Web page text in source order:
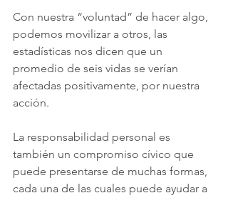
Con nuestra “voluntad” de hacer algo,
podemos movilizar a otros, las
estadísticas nos dicen que un
promedio de seis vidas se verían
afectadas positivamente, por nuestra
acción.
La responsabilidad personal es
también un compromiso cívico que
puede presentarse de muchas formas,
cada una de las cuales puede ayudar a